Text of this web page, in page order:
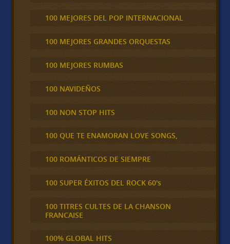
100 MEJORES DEL POP INTERNACIONAL
100 MEJORES GRANDES ORQUESTAS
100 MEJORES RUMBAS
100 NAVIDEÑOS
100 NON STOP HITS
100 QUE TE ENAMORAN LOVE SONGS,
100 ROMÁNTICOS DE SIEMPRE
100 SUPER ÉXITOS DEL ROCK 60's
100 TITRES CULTES DE LA CHANSON
FRANCAISE
100% GLOBAL HITS